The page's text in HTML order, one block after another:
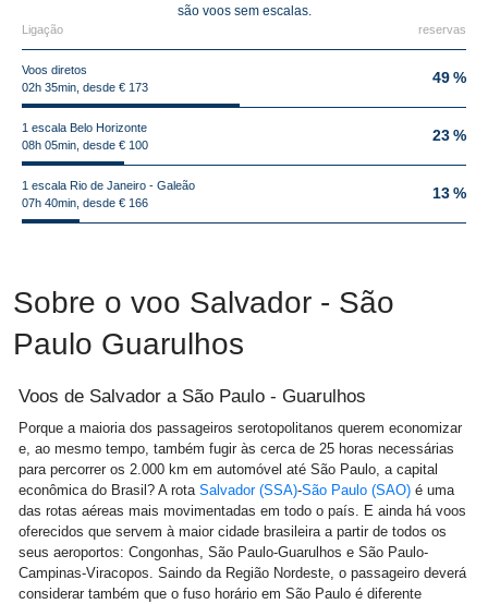
são voos sem escalas.
Ligação reservas
Voos diretos
02h 35min, desde € 173
49 %
1 escala Belo Horizonte
08h 05min, desde € 100
23 %
1 escala Rio de Janeiro - Galeão
07h 40min, desde € 166
13 %
Sobre o voo Salvador - São
Paulo Guarulhos
Voos de Salvador a São Paulo - Guarulhos
Porque a maioria dos passageiros serotopolitanos querem economizar
e, ao mesmo tempo, também fugir às cerca de 25 horas necessárias
para percorrer os 2.000 km em automóvel até São Paulo, a capital
econômica do Brasil? A rota Salvador (SSA)-São Paulo (SAO) é uma
das rotas aéreas mais movimentadas em todo o país. E ainda há voos
oferecidos que servem à maior cidade brasileira a partir de todos os
seus aeroportos: Congonhas, São Paulo-Guarulhos e São Paulo-
Campinas-Viracopos. Saindo da Região Nordeste, o passageiro deverá
considerar também que o fuso horário em São Paulo é diferente